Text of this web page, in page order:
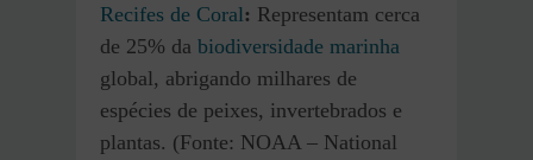
Recifes de Coral: Representam cerca
de 25% da biodiversidade marinha
global, abrigando milhares de
espécies de peixes, invertebrados e
plantas. (Fonte: NOAA – National